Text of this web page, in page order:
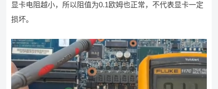
显卡电阻越小，所以阻值为0.1欧姆也正常，不代表显卡一定
损坏。